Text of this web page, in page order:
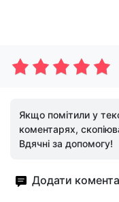
Якщо помітили у
коментарях,
Вдячні за допомогу!
Додати